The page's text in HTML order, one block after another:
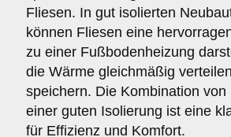
Fliesen. In gut isolierten
können Fliesen eine
zu einer Fußbodenheizung
die Wärme gleichmäßig
speichern. Die Kombination von
einer guten Isolierung ist eine
für Effizienz und Komfort.